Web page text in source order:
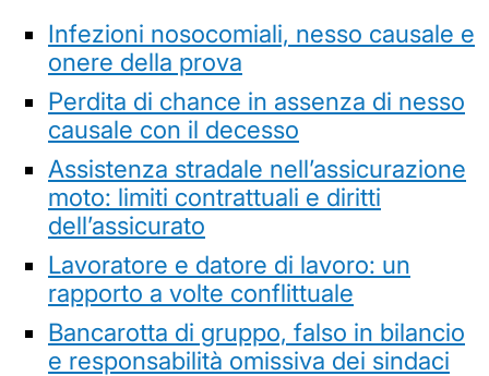
Infezioni nosocomiali, nesso causale e
onere della prova
Perdita di chance in assenza di nesso
causale con il decesso
Assistenza stradale nell’assicurazione
moto: limiti contrattuali e diritti
dell’assicurato
Lavoratore e datore di lavoro: un
rapporto a volte conflittuale
Bancarotta di gruppo, falso in bilancio
e responsabilità omissiva dei sindaci